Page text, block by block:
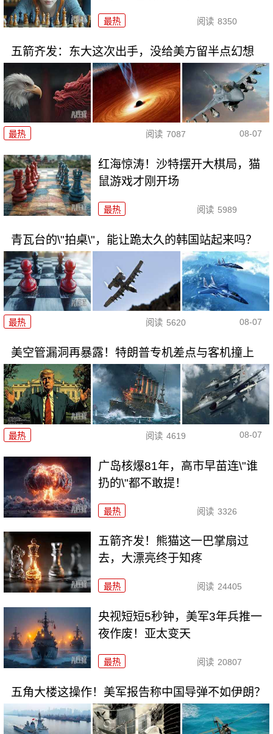
最热 阅读 8350
五箭齐发：东大这次出手，没给美方留半点幻想
最热 阅读 7087 08-07
红海惊涛！沙特摆开大棋局，猫
鼠游戏才刚开场
最热 阅读 5989
青瓦台的\"拍桌\"，能让跪太久的韩国站起来吗？
最热 阅读 5620 08-07
美空管漏洞再暴露！特朗普专机差点与客机撞上
最热 阅读 4619 08-07
广岛核爆81年，高市早苗连\"谁
扔的\"都不敢提！
最热 阅读 3326
五箭齐发！熊猫这一巴掌扇过
去，大漂亮终于知疼
最热 阅读 24405
央视短短5秒钟，美军3年兵推一
夜作废！亚太变天
最热 阅读 20807
五角大楼这操作！美军报告称中国导弹不如伊朗？